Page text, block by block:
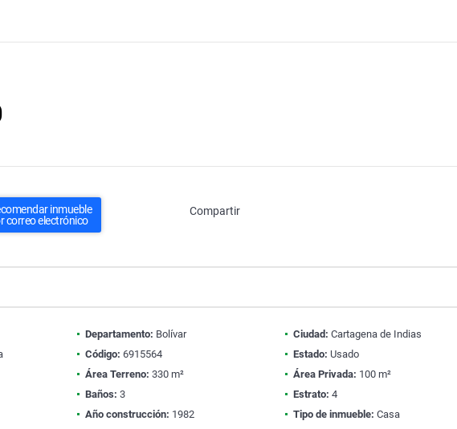
inmueble
correo electrónico
Compartir
Departamento: Bolívar Ciudad: Cartagena de Indias
Código: 6915564 Estado: Usado
Área Terreno: 330 m² Área Privada: 100 m²
Baños: 3 Estrato: 4
Año construcción: 1982 Tipo de inmueble: Casa